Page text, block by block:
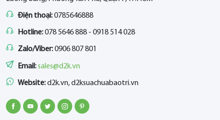
Điện thoại:0785646888
Hotline:078 5646 888 - 0918 514 028
Zalo/Viber:0906 807 801
Email:sales@d2k.vn
Website:d2k.vn, d2ksuachuabaotri.vn